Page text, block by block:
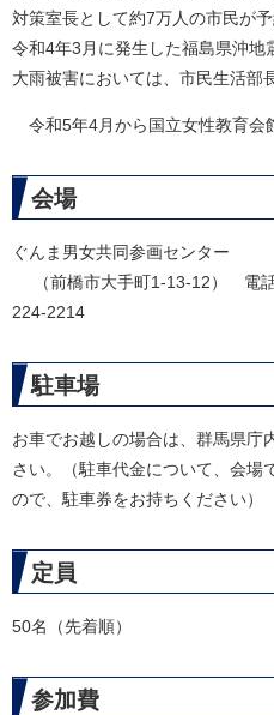
対策室長として約7万人の市民が
令和4年3月に発生した福島県沖地
大雨被害においては、市民生活部
令和5年4月から国立女性教育会
会場
ぐんま男女共同参画センター
（前橋市大手町1-13-12） 電
224-2214
駐車場
お車でお越しの場合は、群馬県庁
さい。（駐車代金について、会場
ので、駐車券をお持ちください）
定員
50名（先着順）
参加費